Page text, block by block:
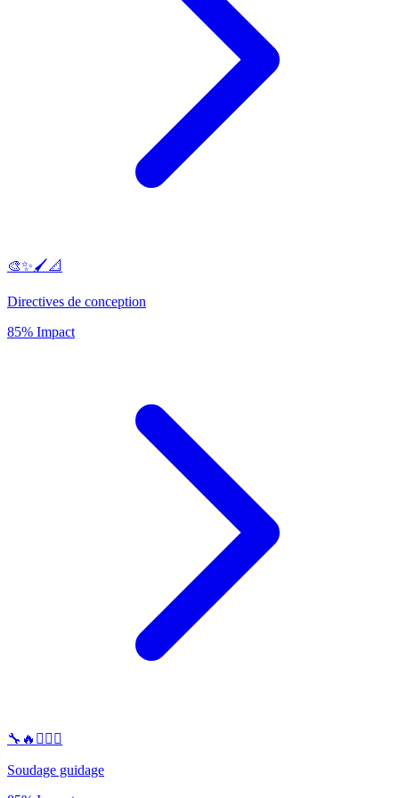
🎨✨🖌️📐
Directives de conception
85% Impact
🔧🔥👷‍♂️✨
Soudage guidage